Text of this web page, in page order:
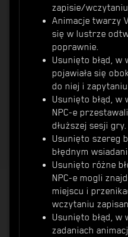
zapisie/
Animacje twarzy
się w lustrze
poprawnie.
Usunięto błąd, w
pojawiała się
do niej i
Usunięto błąd,
NPC-e
dłuższej sesji gry.
Usunięto szereg
błędnym
Usunięto różne
NPC-e mogli
miejscu i
wczytaniu
Usunięto błąd, w
zadaniach